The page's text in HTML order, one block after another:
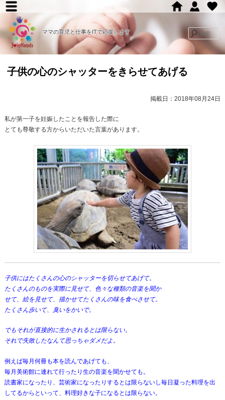
ママの育児と仕事をITで応援します
索
メ
ン
メ
ニ
メ
イ
テ
子供の心のシャッターをきらせてあげる
掲載日：2018年08月24日
私が第一子を妊娠したことを報告した際に
とても尊敬する方からいただいた言葉があります。
子供にはたくさんの心のシャッターを切らせてあげて。
たくさんのものを実際に見せて、色々な種類の音楽を聞か
せて、絵を見せて、描かせてたくさんの味を食べさせて。
たくさん歩いて、臭いをかいで。
でもそれが直接的に生かされるとは限らない。
それで失敗したなんて思っちゃダメだよ。
例えば毎月何冊も本を読んであげても、
毎月美術館に連れて行ったり生の音楽を聞かせても。
読書家になったり、芸術家になったりするとは限らないし毎日凝った料理を出
してるからといって、料理好きな子になるとは限らない。